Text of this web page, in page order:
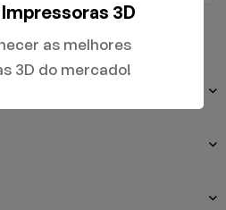
3D
as melhores
3D do mercado!